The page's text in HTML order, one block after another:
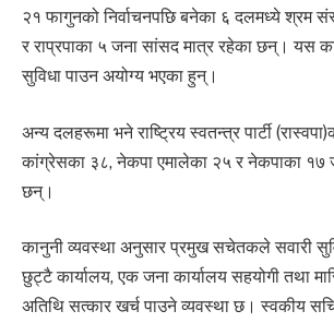
२१ फागुनको निर्वाचनपछि बनेका ६ दलमध्ये श्रम
र राप्रपाका ५ जना सांसद मात्र रहेका छन्। यस
सुविधा पाउन अयोग्य भएका हुन्।
अन्य दलहरूमा भने राष्ट्रिय स्वतन्त्र पार्टी
कांग्रेसका ३८, नेकपा एमालेका २५ र नेकपाका १७
छन्।
कानुनी व्यवस्था अनुसार प्रमुख सचेतकले सवारी
छुट्टै कार्यालय, एक जना कार्यालय सहयोगी तथा
अतिथि सत्कार खर्च पाउने व्यवस्था छ। स्वकीय